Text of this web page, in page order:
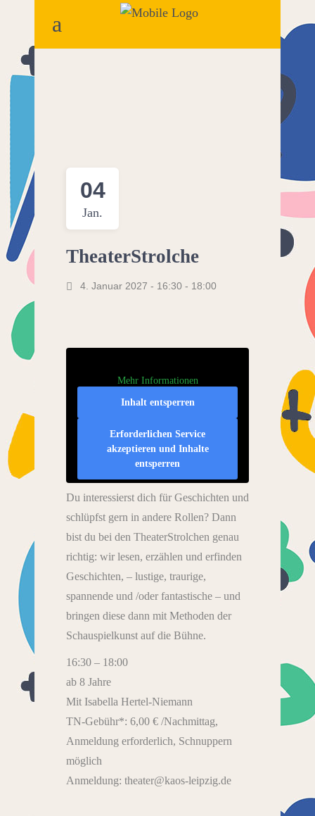
04
Jan.
TheaterStrolche
4. Januar 2027 - 16:30 - 18:00
Mehr Informationen
Inhalt entsperren
Erforderlichen Service
akzeptieren und Inhalte
entsperren
Du interessierst dich für Geschichten und
schlüpfst gern in andere Rollen? Dann
bist du bei den TheaterStrolchen genau
richtig: wir lesen, erzählen und erfinden
Geschichten, – lustige, traurige,
spannende und /oder fantastische – und
bringen diese dann mit Methoden der
Schauspielkunst auf die Bühne.
16:30 – 18:00
ab 8 Jahre
Mit Isabella Hertel-Niemann
TN-Gebühr*: 6,00 € /Nachmittag,
Anmeldung erforderlich, Schnuppern
möglich
Anmeldung: theater@kaos-leipzig.de